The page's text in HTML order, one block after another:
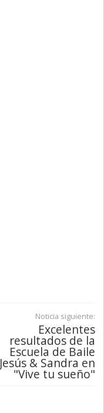
Noticia siguiente:
Excelentes
resultados de la
Escuela de Baile
Jesús & Sandra en
"Vive tu sueño"